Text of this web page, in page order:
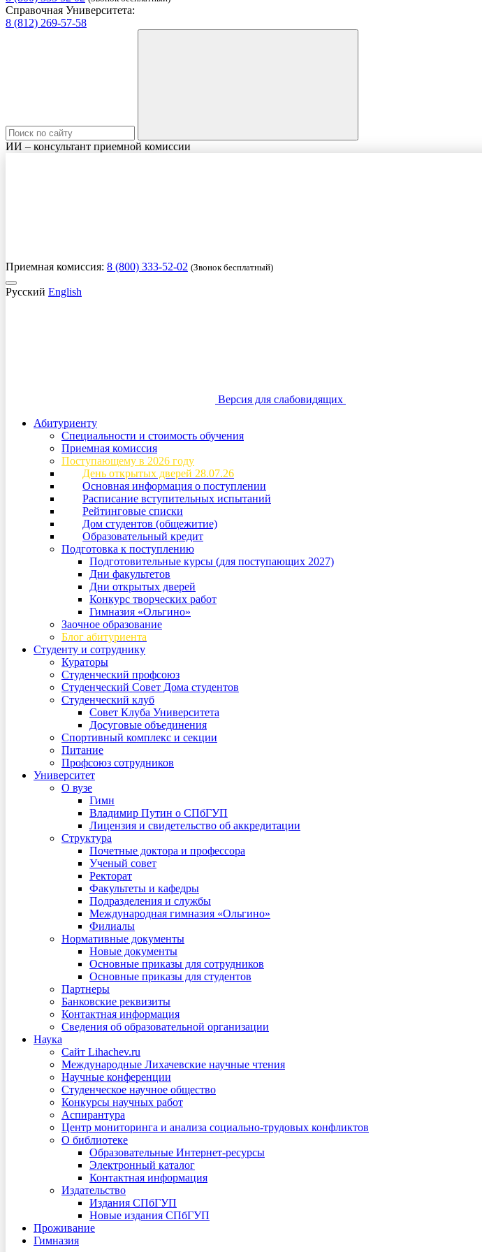
Справочная Университета:
8 (812) 269-57-58
ИИ – консультант приемной комиссии
Приемная комиссия: 8 (800) 333-52-02 (Звонок бесплатный)
Русский English
Версия для слабовидящих
Абитуриенту
Специальности и стоимость обучения
Приемная комиссия
Поступающему в 2026 году
День открытых дверей 28.07.26
Основная информация о поступлении
Расписание вступительных испытаний
Рейтинговые списки
Дом студентов (общежитие)
Образовательный кредит
Подготовка к поступлению
Подготовительные курсы (для поступающих 2027)
Дни факультетов
Дни открытых дверей
Конкурс творческих работ
Гимназия «Ольгино»
Заочное образование
Блог абитуриента
Студенту и сотруднику
Кураторы
Студенческий профсоюз
Студенческий Совет Дома студентов
Студенческий клуб
Совет Клуба Университета
Досуговые объединения
Спортивный комплекс и секции
Питание
Профсоюз сотрудников
Университет
О вузе
Гимн
Владимир Путин о СПбГУП
Лицензия и свидетельство об аккредитации
Структура
Почетные доктора и профессора
Ученый совет
Ректорат
Факультеты и кафедры
Подразделения и службы
Международная гимназия «Ольгино»
Филиалы
Нормативные документы
Новые документы
Основные приказы для сотрудников
Основные приказы для студентов
Партнеры
Банковские реквизиты
Контактная информация
Сведения об образовательной организации
Наука
Сайт Lihachev.ru
Международные Лихачевские научные чтения
Научные конференции
Студенческое научное общество
Конкурсы научных работ
Аспирантура
Центр мониторинга и анализа социально-трудовых конфликтов
О библиотеке
Образовательные Интернет-ресурсы
Электронный каталог
Контактная информация
Издательство
Издания СПбГУП
Новые издания СПбГУП
Проживание
Гимназия